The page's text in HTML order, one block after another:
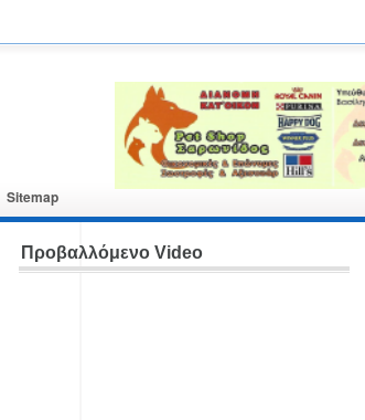
Sitemap
Προβαλλόμενο Video